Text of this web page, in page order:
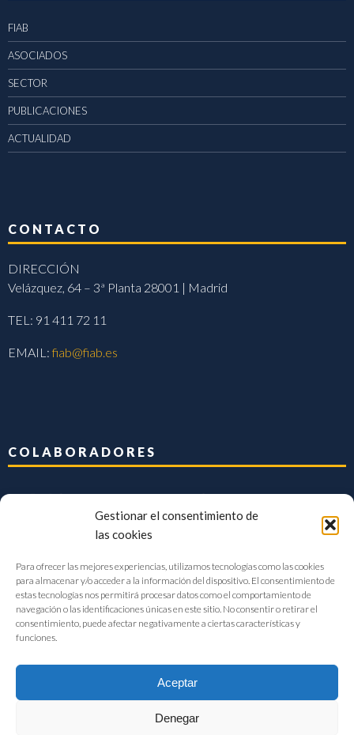
Gestionar el consentimiento de
las cookies
Para ofrecer las mejores experiencias, utilizamos tecnologías como las cookies
para almacenar y/o acceder a la información del dispositivo. El consentimiento de
estas tecnologías nos permitirá procesar datos como el comportamiento de
navegación o las identificaciones únicas en este sitio. No consentir o retirar el
consentimiento, puede afectar negativamente a ciertas características y
funciones.
Aceptar
Denegar
FIAB
ASOCIADOS
SECTOR
PUBLICACIONES
ACTUALIDAD
CONTACTO
DIRECCIÓN
Velázquez, 64 – 3ª Planta 28001 | Madrid
TEL: 91 411 72 11
EMAIL:fiab@fiab.es
COLABORADORES